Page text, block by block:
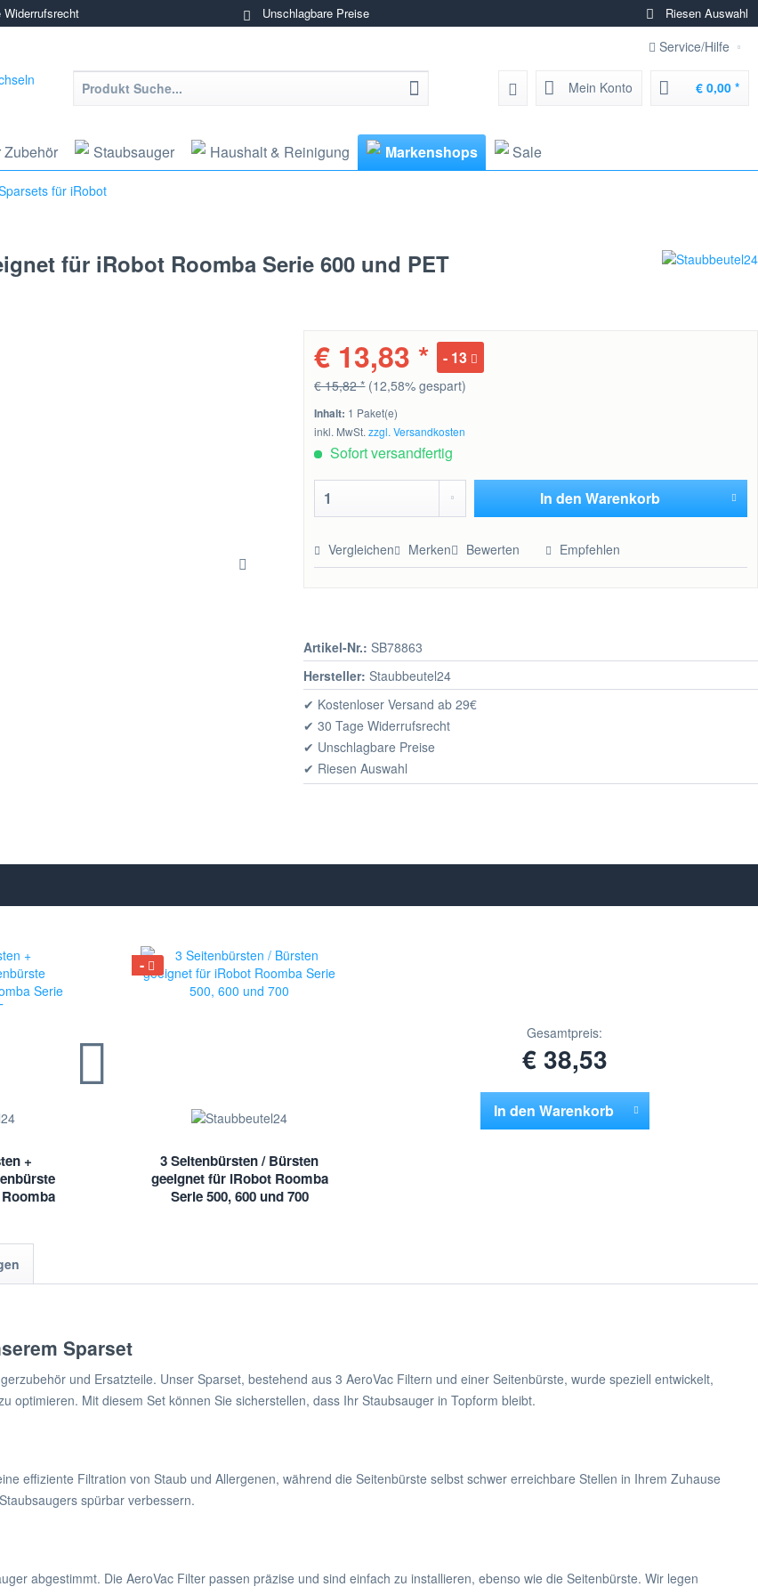
Widerrufsrecht Unschlagbare Preise Riesen Auswahl
Service/Hilfe
Mein Konto € 0,00 *
Zubehör Staubsauger Haushalt & Reinigung Markenshops Sale
für iRobot
für iRobot Roomba Serie 600 und PET
€ 13,83 * 13
€ 15,82 * (12,58% gespart)
Inhalt: 1 Paket(e)
inkl. MwSt.zzgl. Versandkosten
Sofort versandfertig
In den Warenkorb
Vergleichen Merken Bewerten Empfehlen
Artikel-Nr.: SB78863
Hersteller: Staubbeutel24
✔ Kostenloser Versand ab 29€
✔ 30 Tage Widerrufsrecht
✔ Unschlagbare Preise
✔ Riesen Auswahl
+
3 Seitenbürsten / Bürsten
geeignet für iRobot Roomba
Serie 500, 600 und 700
Gesamtpreis:
€ 38,53
In den Warenkorb
Sparset
und Ersatzteile. Unser Sparset, bestehend aus 3 AeroVac Filtern und einer Seitenbürste, wurde speziell entwickelt,
optimieren. Mit diesem Set können Sie sicherstellen, dass Ihr Staubsauger in Topform bleibt.
effiziente Filtration von Staub und Allergenen, während die Seitenbürste selbst schwer erreichbare Stellen in Ihrem Zuhause
spürbar verbessern.
abgestimmt. Die AeroVac Filter passen präzise und sind einfach zu installieren, ebenso wie die Seitenbürste. Wir legen